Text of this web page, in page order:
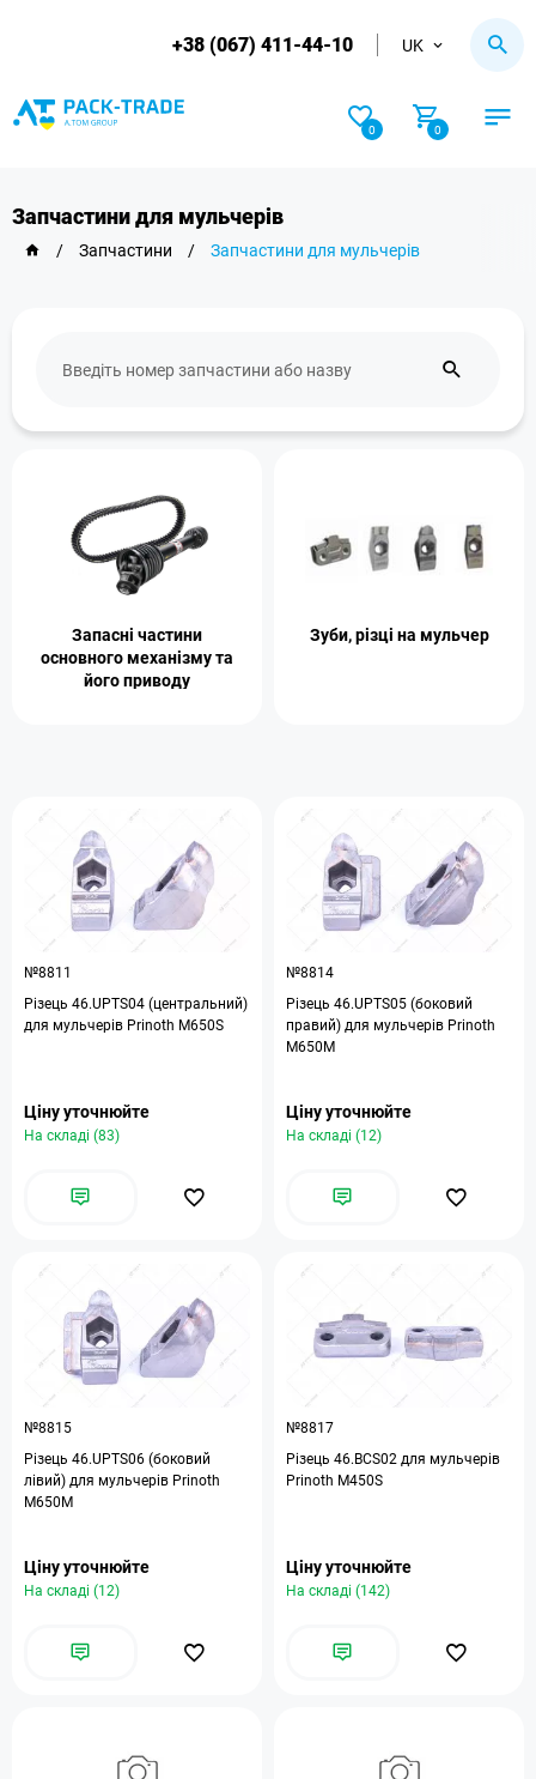
+38 (067) 411-44-10 UK
0 0
Запчастини для мульчерів
/ Запчастини / Запчастини для мульчерів
Запасні частини
основного механізму та
його приводу
Зуби, різці на мульчер
№8811
Різець 46.UPTS04 (центральний)
для мульчерів Prinoth M650S
Ціну уточнюйте
На складі (83)
№8814
Різець 46.UPTS05 (боковий
правий) для мульчерів Prinoth
M650M
Ціну уточнюйте
На складі (12)
№8815
Різець 46.UPTS06 (боковий
лівий) для мульчерів Prinoth
M650M
Ціну уточнюйте
На складі (12)
№8817
Різець 46.BCS02 для мульчерів
Prinoth M450S
Ціну уточнюйте
На складі (142)